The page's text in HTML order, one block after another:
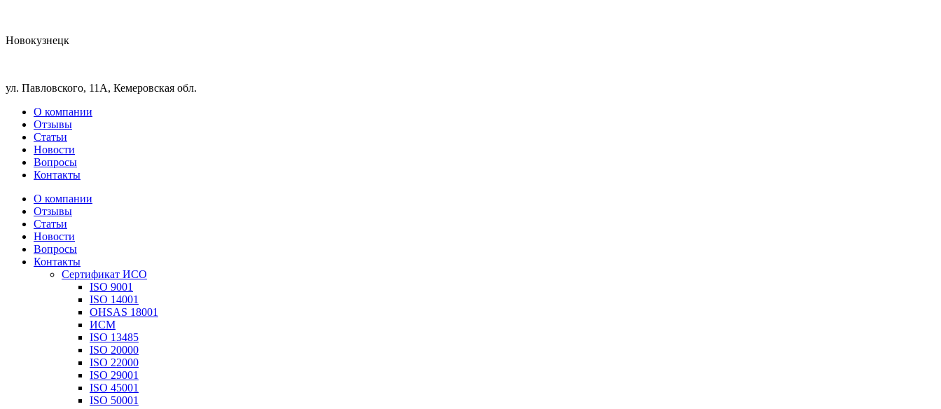
Новокузнецк
ул. Павловского, 11А, Кемеровская обл.
О компании
Отзывы
Статьи
Новости
Вопросы
Контакты
О компании
Отзывы
Статьи
Новости
Вопросы
Контакты
Сертификат ИСО
ISO 9001
ISO 14001
OHSAS 18001
ИСМ
ISO 13485
ISO 20000
ISO 22000
ISO 29001
ISO 45001
ISO 50001